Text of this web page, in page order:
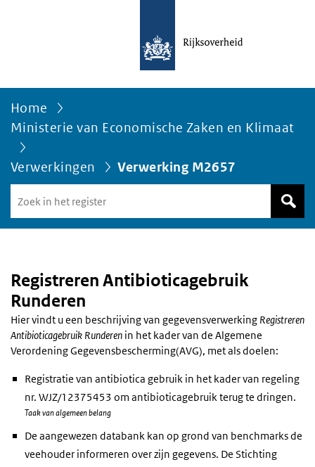
Home
Ministerie van Economische Zaken en Klimaat
Verwerkingen Verwerking M2657
in
het
Registreren Antibioticagebruik
Runderen
Hier vindt u een beschrijving van gegevensverwerking Registreren
Antibioticagebruik Runderen in het kader van de Algemene
Verordening Gegevensbescherming(AVG), met als doelen:
Registratie van antibiotica gebruik in het kader van regeling
nr. WJZ/12375453 om antibioticagebruik terug te dringen.
Taak van algemeen belang
De aangewezen databank kan op grond van benchmarks de
veehouder informeren over zijn gegevens. De Stichting